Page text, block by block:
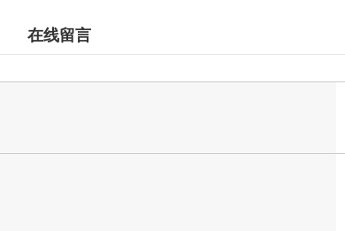
在线留言